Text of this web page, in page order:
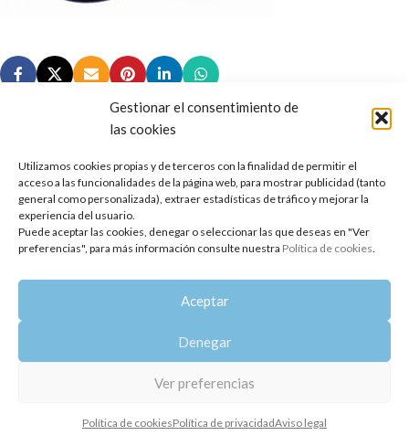
Gestionar el consentimiento de
las cookies
Utilizamos cookies propias y de terceros con la finalidad de permitir el
acceso a las funcionalidades de la página web, para mostrar publicidad (tanto
general como personalizada), extraer estadísticas de tráfico y mejorar la
experiencia del usuario.
Puede aceptar las cookies, denegar o seleccionar las que deseas en "Ver
preferencias", para más información consulte nuestra Política de cookies.
Aceptar
Denegar
Ver preferencias
Política de cookiesPolítica de privacidadAviso legal
Copyright 2014-2025 Oshadhi España
Todos los derechos reservados.
Política de privacidad | Aviso legal | Política de cookies